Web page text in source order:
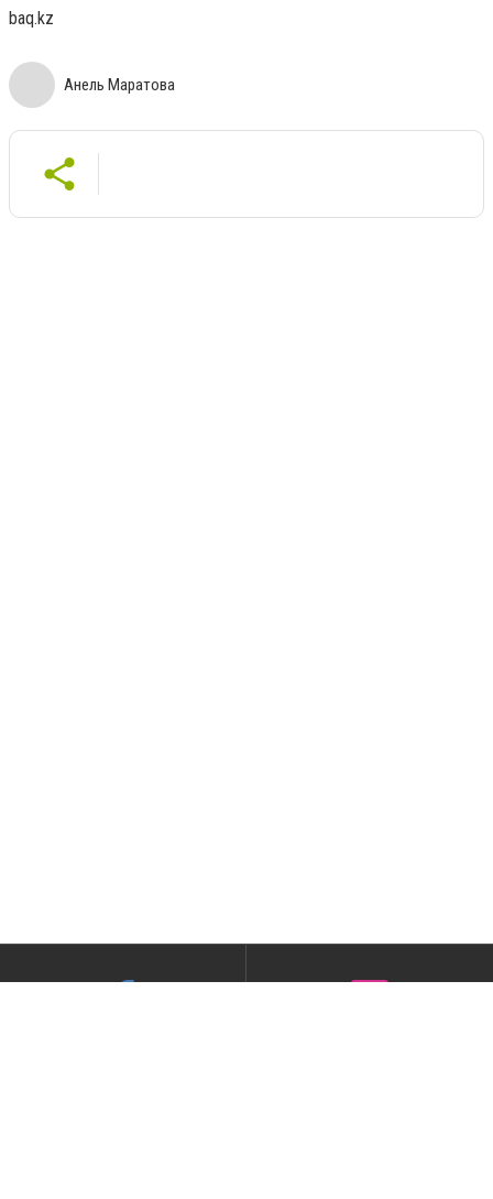
baq.kz
Анель Маратова